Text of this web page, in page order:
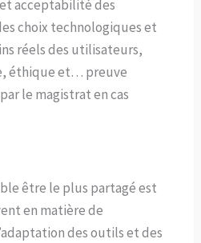
acceptabilité des
choix technologiques et
réels des utilisateurs,
éthique et… preuve
le magistrat en cas
être le plus partagé est
en matière de
des outils et des